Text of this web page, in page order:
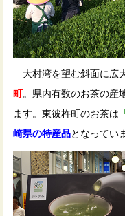
大村湾を望む斜面に広
町 。県内有数のお茶の産
ます。東彼杵町のお茶は
崎県の特産品となってい